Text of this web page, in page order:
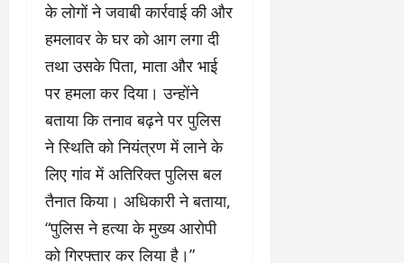
के लोगों ने जवाबी कार्रवाई की और
हमलावर के घर को आग लगा दी
तथा उसके पिता, माता और भाई
पर हमला कर दिया। उन्होंने
बताया कि तनाव बढ़ने पर पुलिस
ने स्थिति को नियंत्रण में लाने के
लिए गांव में अतिरिक्त पुलिस बल
तैनात किया। अधिकारी ने बताया,
“पुलिस ने हत्या के मुख्य आरोपी
को गिरफ्तार कर लिया है।”